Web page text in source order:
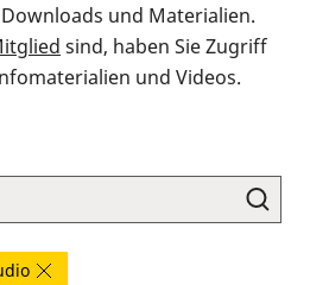
und Materialien.
sind, haben Sie Zugriff
und Videos.